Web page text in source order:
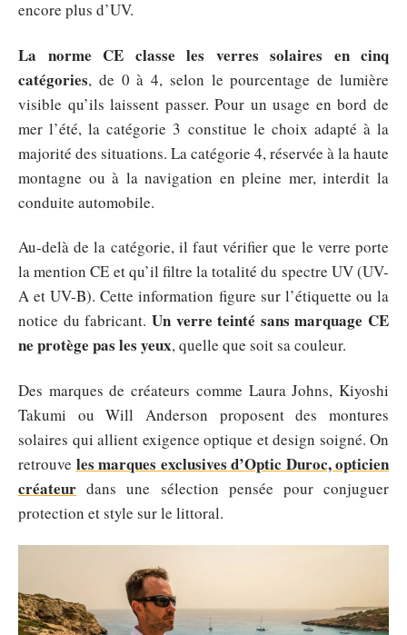
encore plus d’UV.
La norme CE classe les verres solaires en cinq
catégories, de 0 à 4, selon le pourcentage de lumière
visible qu’ils laissent passer. Pour un usage en bord de
mer l’été, la catégorie 3 constitue le choix adapté à la
majorité des situations. La catégorie 4, réservée à la haute
montagne ou à la navigation en pleine mer, interdit la
conduite automobile.
Au-delà de la catégorie, il faut vérifier que le verre porte
la mention CE et qu’il filtre la totalité du spectre UV (UV-
A et UV-B). Cette information figure sur l’étiquette ou la
notice du fabricant. Un verre teinté sans marquage CE
ne protège pas les yeux, quelle que soit sa couleur.
Des marques de créateurs comme Laura Johns, Kiyoshi
Takumi ou Will Anderson proposent des montures
solaires qui allient exigence optique et design soigné. On
retrouve les marques exclusives d’Optic Duroc, opticien
créateur dans une sélection pensée pour conjuguer
protection et style sur le littoral.